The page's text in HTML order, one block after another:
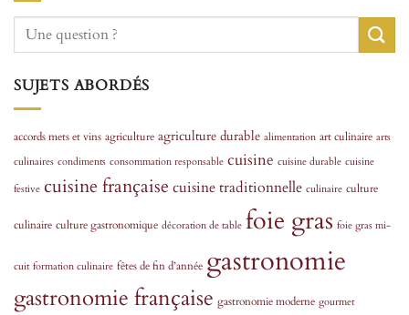
SUJETS ABORDÉS
accords mets et vins agriculture agriculture durable alimentation art culinaire arts
culinaires condiments consommation responsable cuisine cuisine durable cuisine
festive cuisine française cuisine traditionnelle culinaire culture
culinaire culture gastronomique décoration de table foie gras foie gras mi-
cuit formation culinaire fêtes de fin d’année gastronomie
gastronomie française gastronomie moderne gourmet